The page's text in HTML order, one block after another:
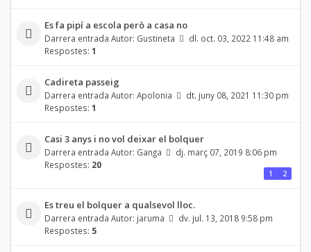
Es fa pipí a escola però a casa no
Darrera entrada Autor: Gustineta
dl. oct. 03, 2022 11:48 am
Respostes: 1
Cadireta passeig
Darrera entrada Autor: Apolonia
dt. juny 08, 2021 11:30 pm
Respostes: 1
Casi 3 anys i no vol deixar el bolquer
Darrera entrada Autor: Ganga
dj. març 07, 2019 8:06 pm
Respostes: 20
1 2
Es treu el bolquer a qualsevol lloc.
Darrera entrada Autor: jaruma
dv. jul. 13, 2018 9:58 pm
Respostes: 5